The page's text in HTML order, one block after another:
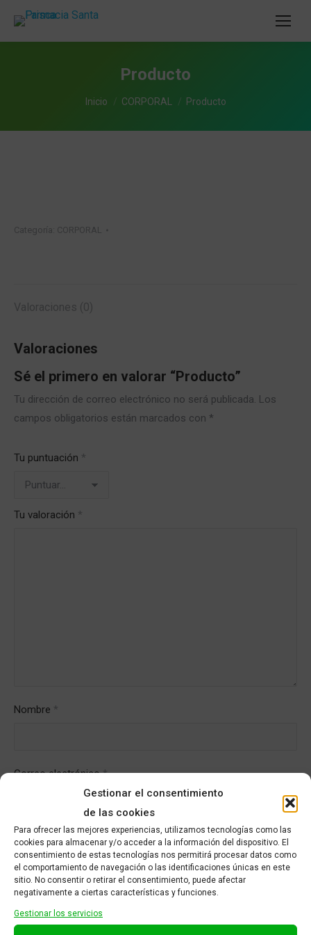
Gestionar el consentimiento
de las cookies
Para ofrecer las mejores experiencias, utilizamos tecnologías como las
cookies para almacenar y/o acceder a la información del dispositivo. El
consentimiento de estas tecnologías nos permitirá procesar datos como
el comportamiento de navegación o las identificaciones únicas en este
sitio. No consentir o retirar el consentimiento, puede afectar
negativamente a ciertas características y funciones.
Gestionar los servicios
Producto
Estás aquí:
Inicio CORPORAL Producto
Categoría: CORPORAL
Valoraciones (0)
Valoraciones
Sé el primero en valorar “Producto”
Tu dirección de correo electrónico no será publicada. Los
campos obligatorios están marcados con *
Tu puntuación *
Tu valoración *
Nombre *
Correo electrónico*